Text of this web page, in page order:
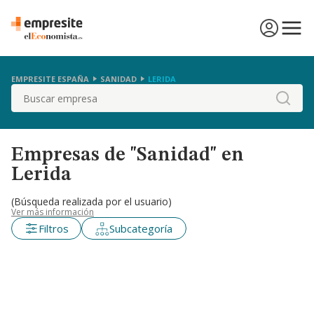
EMPRESITE ESPAÑA SANIDAD LERIDA
Buscar
Empresas de "Sanidad" en
Lerida
(Búsqueda realizada por el usuario)
Ver más información
Filtros Subcategoría